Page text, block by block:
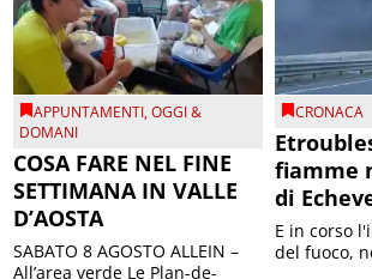
APPUNTAMENTI,OGGI &
DOMANI
COSA FARE NEL FINE
SETTIMANA IN VALLE
D’AOSTA
SABATO 8 AGOSTO ALLEIN –
All’area verde Le Plan-de-
CRONACA
fiamme
di
E in corso
del fuoco,